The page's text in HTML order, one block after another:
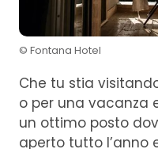
© Fontana Hotel
Che tu stia
o per una vacanza
un ottimo posto
aperto tutto l’anno